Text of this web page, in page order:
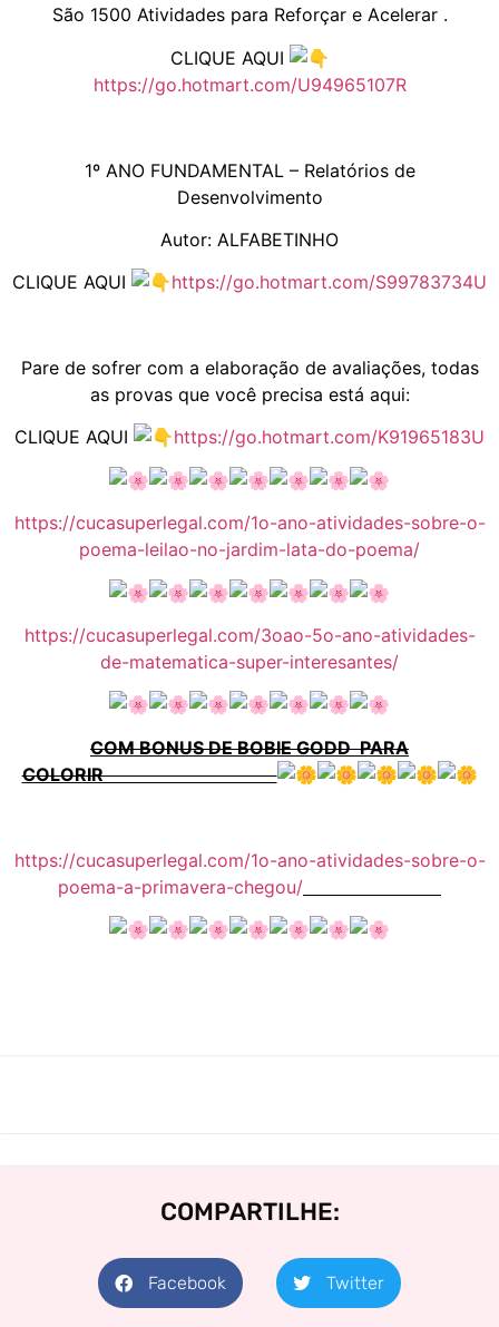
São 1500 Atividades para Reforçar e Acelerar .
CLIQUE AQUI
https://go.hotmart.com/U94965107R
1º ANO FUNDAMENTAL – Relatórios de
Desenvolvimento
Autor: ALFABETINHO
CLIQUE AQUI
https://go.hotmart.com/S99783734U
Pare de sofrer com a elaboração de avaliações, todas
as provas que você precisa está aqui:
CLIQUE AQUI
https://go.hotmart.com/K91965183U
https://cucasuperlegal.com/1o-ano-atividades-sobre-o-
poema-leilao-no-jardim-lata-do-poema/
https://cucasuperlegal.com/3oao-5o-ano-atividades-
de-matematica-super-interesantes/
COM BONUS DE BOBIE GODD PARA
COLORIR
https://cucasuperlegal.com/1o-ano-atividades-sobre-o-
poema-a-primavera-chegou/
COMPARTILHE:
Facebook Twitter